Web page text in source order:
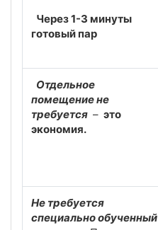
Через 1-3 минуты
готовый пар
Отдельное
помещение не
требуется – это
экономия.
Не требуется
специально обученный